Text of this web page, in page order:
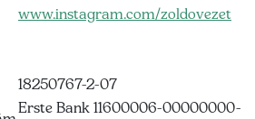
www.instagram.com/zoldovezet
18250767-2-07
Erste Bank 11600006-00000000-